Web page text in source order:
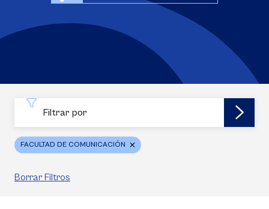
Filtrar por
Borrar Filtros
FACULTAD DE COMUNICACIÓN